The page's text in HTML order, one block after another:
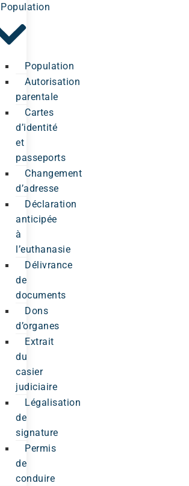
Population
Population
Autorisation
parentale
Cartes
d’identité
et
passeports
Changement
d’adresse
Déclaration
anticipée
à
l’euthanasie
Délivrance
de
documents
Dons
d’organes
Extrait
du
casier
judiciaire
Légalisation
de
signature
Permis
de
conduire